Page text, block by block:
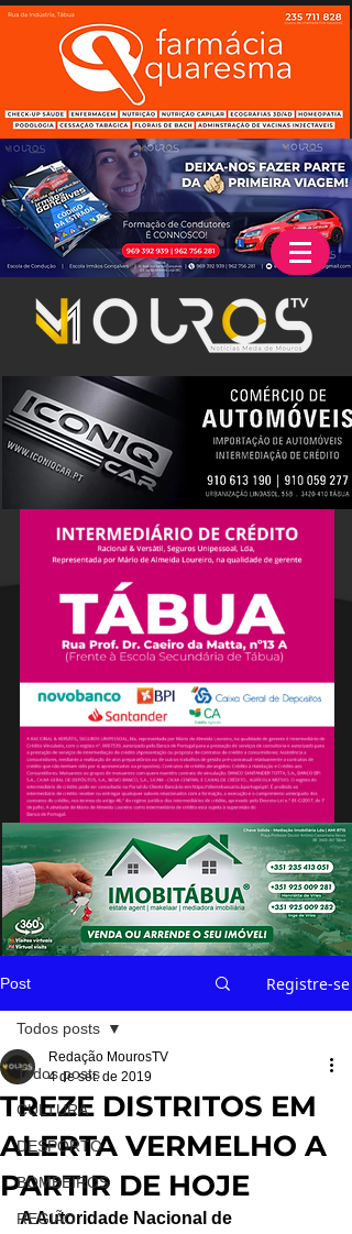
Post Registre-se
Todos posts
CULTURA
DESPORTO
BOMBEIROS
REGIÃO
Todos posts
TREZE DISTRITOS EM
ALERTA VERMELHO A
PARTIR DE HOJE
Redação MourosTV
4 de set. de 2019
A Autoridade Nacional de